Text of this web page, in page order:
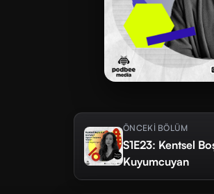
ÖNCEKİ BÖLÜM
S1E23: Kentsel
Kuyumcuyan